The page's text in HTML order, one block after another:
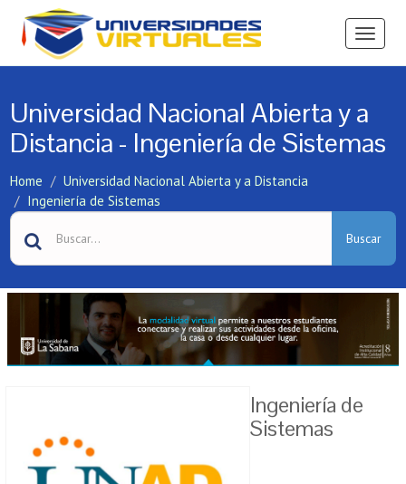
Ver
Universidad Nacional Abierta y a
Distancia - Ingeniería de Sistemas
Home
Universidad Nacional Abierta y a Distancia
Ingeniería de Sistemas
Buscar
Ingeniería de
Sistemas